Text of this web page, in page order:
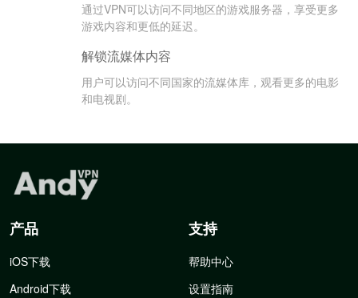
通过VPN可以访问不同地区的游戏服务器，享受更多
游戏内容和更低的延迟。
解锁流媒体内容
用户可以访问不同国家的流媒体库，观看更多的电影
和电视剧。
产品
iOS下载
Android下载
支持
帮助中心
设置指南